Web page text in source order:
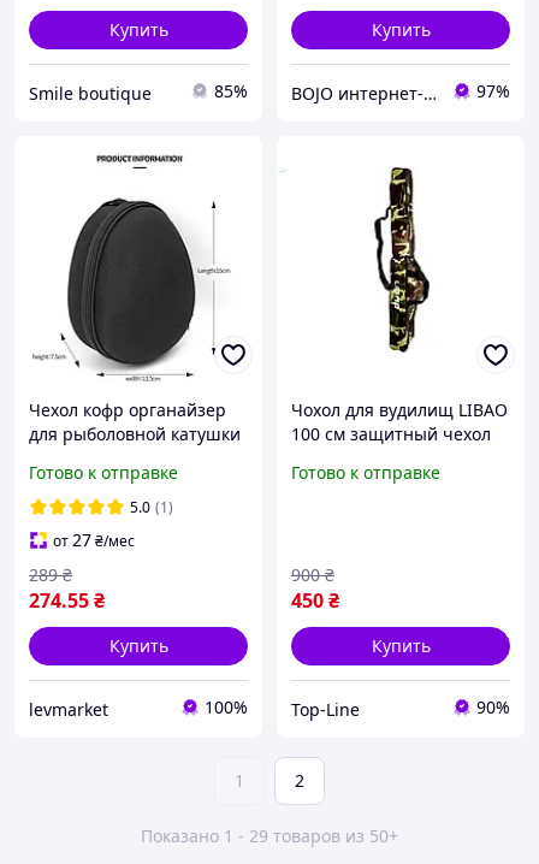
Купить
Smile boutique 85%
Купить
BOJO интернет-магазин 97%
Чехол кофр органайзер
для рыболовной катушки
Готово к отправке
5.0 (1)
от27₴/мес
274.55₴
289 ₴
Купить
levmarket 100%
Чохол для вудилищ LIBAO
100 см защитный чехол
и удилищ
Готово к отправке
450₴
900 ₴
Купить
Top-Line 90%
1 2
Показано 1 - 29 товаров из 50+